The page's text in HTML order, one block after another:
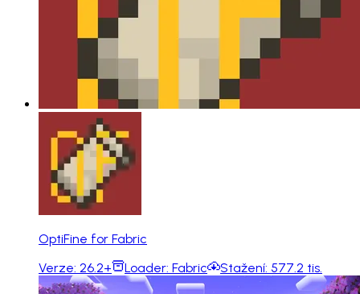
OptiFine for Fabric
Verze: 26.2+ Loader: Fabric Stažení: 577.2 tis.